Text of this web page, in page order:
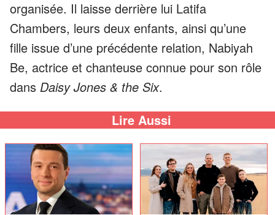
organisée. Il laisse derrière lui Latifa
Chambers, leurs deux enfants, ainsi qu’une
fille issue d’une précédente relation, Nabiyah
Be, actrice et chanteuse connue pour son rôle
dans Daisy Jones & the Six.
Lire Aussi